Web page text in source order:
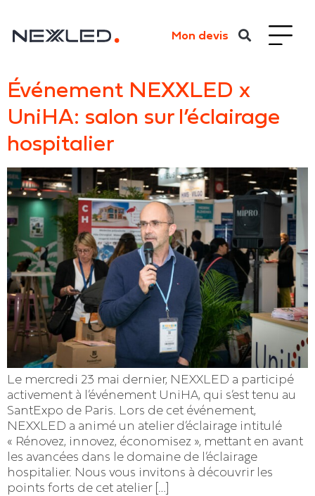
Mon devis
Événement NEXXLED x
UniHA: salon sur l’éclairage
hospitalier
Le mercredi 23 mai dernier, NEXXLED a participé
activement à l’événement UniHA, qui s’est tenu au
SantExpo de Paris. Lors de cet événement,
NEXXLED a animé un atelier d’éclairage intitulé
« Rénovez, innovez, économisez », mettant en avant
les avancées dans le domaine de l’éclairage
hospitalier. Nous vous invitons à découvrir les
points forts de cet atelier […]